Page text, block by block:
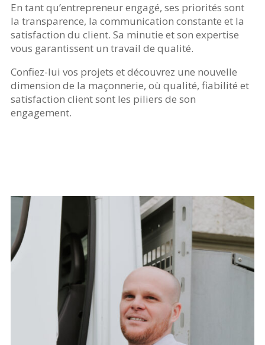
En tant qu’entrepreneur engagé, ses priorités sont
la transparence, la communication constante et la
satisfaction du client. Sa minutie et son expertise
vous garantissent un travail de qualité.
Confiez-lui vos projets et découvrez une nouvelle
dimension de la maçonnerie, où qualité, fiabilité et
satisfaction client sont les piliers de son
engagement.